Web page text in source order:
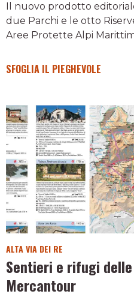
Il nuovo prodotto
due Parchi e le otto
Aree Protette Alpi
SFOGLIA IL PIEGHEVOLE
ALTA VIA DEI RE
Sentieri e rifugi
Mercantour